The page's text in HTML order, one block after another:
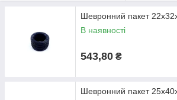
Шевронний пакет
В наявності
543,80 ₴
Шевронний пакет